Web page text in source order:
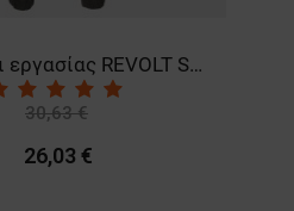
Κοντομάνικη μπλούζα TEESTA ORANGE
4,71 €